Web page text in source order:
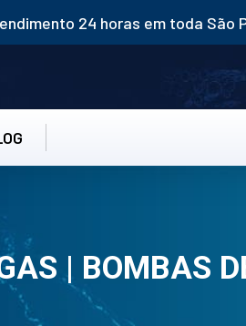
24 horas em toda São
| BOMBAS